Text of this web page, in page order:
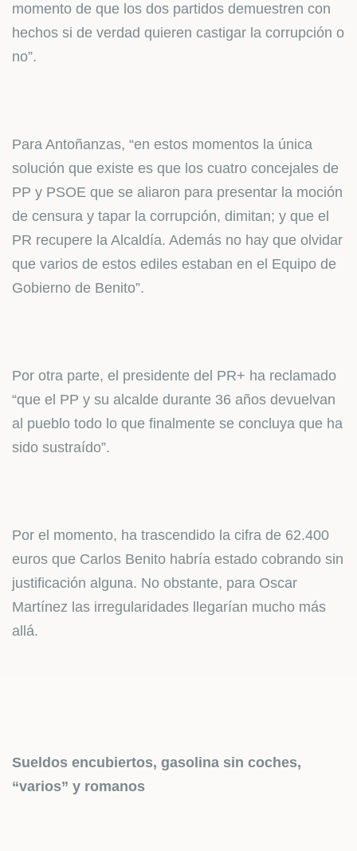
momento de que los dos partidos demuestren con
hechos si de verdad quieren castigar la corrupción o
no”.
Para Antoñanzas, “en estos momentos la única
solución que existe es que los cuatro concejales de
PP y PSOE que se aliaron para presentar la moción
de censura y tapar la corrupción, dimitan; y que el
PR recupere la Alcaldía. Además no hay que olvidar
que varios de estos ediles estaban en el Equipo de
Gobierno de Benito”.
Por otra parte, el presidente del PR+ ha reclamado
“que el PP y su alcalde durante 36 años devuelvan
al pueblo todo lo que finalmente se concluya que ha
sido sustraído”.
Por el momento, ha trascendido la cifra de 62.400
euros que Carlos Benito habría estado cobrando sin
justificación alguna. No obstante, para Oscar
Martínez las irregularidades llegarían mucho más
allá.
Sueldos encubiertos, gasolina sin coches,
“varios” y romanos